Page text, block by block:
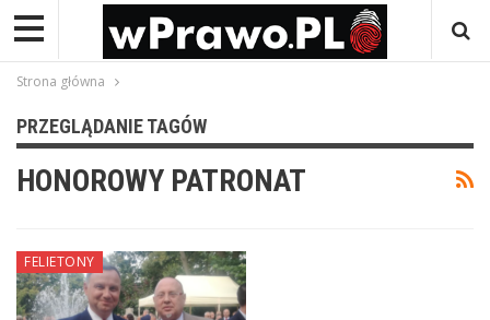
Strona główna
PRZEGLĄDANIE TAGÓW
HONOROWY PATRONAT
FELIETONY